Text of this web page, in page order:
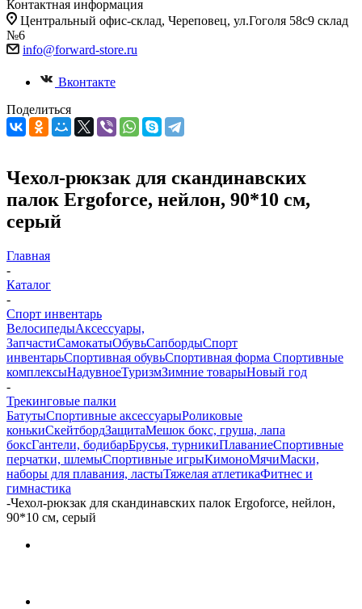
Контактная информация
Центральный офис-склад, Череповец, ул.Гоголя 58с9 склад
№6
info@forward-store.ru
Вконтакте
Поделиться
Чехол-рюкзак для скандинавских
палок Ergoforce, нейлон, 90*10 см,
серый
Главная
-
Каталог
-
Спорт инвентарь
ВелосипедыАксессуары,
ЗапчастиСамокатыОбувьСапбордыСпорт
инвентарьСпортивная обувьСпортивная форма Спортивные
комплексыНадувноеТуризмЗимние товарыНовый год
-
Трекинговые палки
БатутыСпортивные аксессуарыРоликовые
конькиСкейтбордЗащитаМешок бокс, груша, лапа
боксГантели, бодибарБрусья, турникиПлаваниеСпортивные
перчатки, шлемыСпортивные игрыКимоноМячиМаски,
наборы для плавания, ластыТяжелая атлетикаФитнес и
гимнастика
-Чехол-рюкзак для скандинавских палок Ergoforce, нейлон,
90*10 см, серый